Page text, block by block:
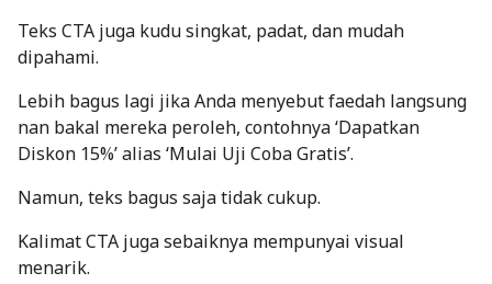
Teks CTA juga kudu singkat, padat, dan mudah
dipahami.
Lebih bagus lagi jika Anda menyebut faedah langsung
nan bakal mereka peroleh, contohnya ‘Dapatkan
Diskon 15%’ alias ‘Mulai Uji Coba Gratis’.
Namun, teks bagus saja tidak cukup.
Kalimat CTA juga sebaiknya mempunyai visual
menarik.